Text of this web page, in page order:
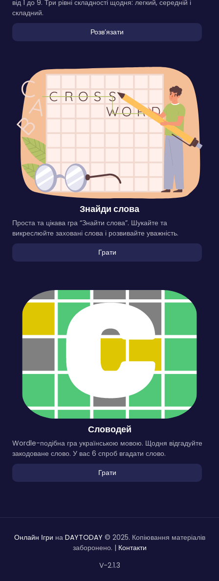
від 1 до 9. Три рівні складності щодня: легкий, середній і
складний.
Розвʼязати
Знайди слова
Проста та цікава гра “Знайти слова”. Шукайте та
викреслюйте заховані слова і розвивайте уважність.
Грати
Словодей
Wordle-подібна гра українською мовою. Щодня відгадуйте
закодоване слово. У вас 6 спроб вгадати слово.
Грати
Онлайн Ігри на DAYTODAY © 2025. Копіювання матеріалів
заборонено. | Контакти
V-2.1.3